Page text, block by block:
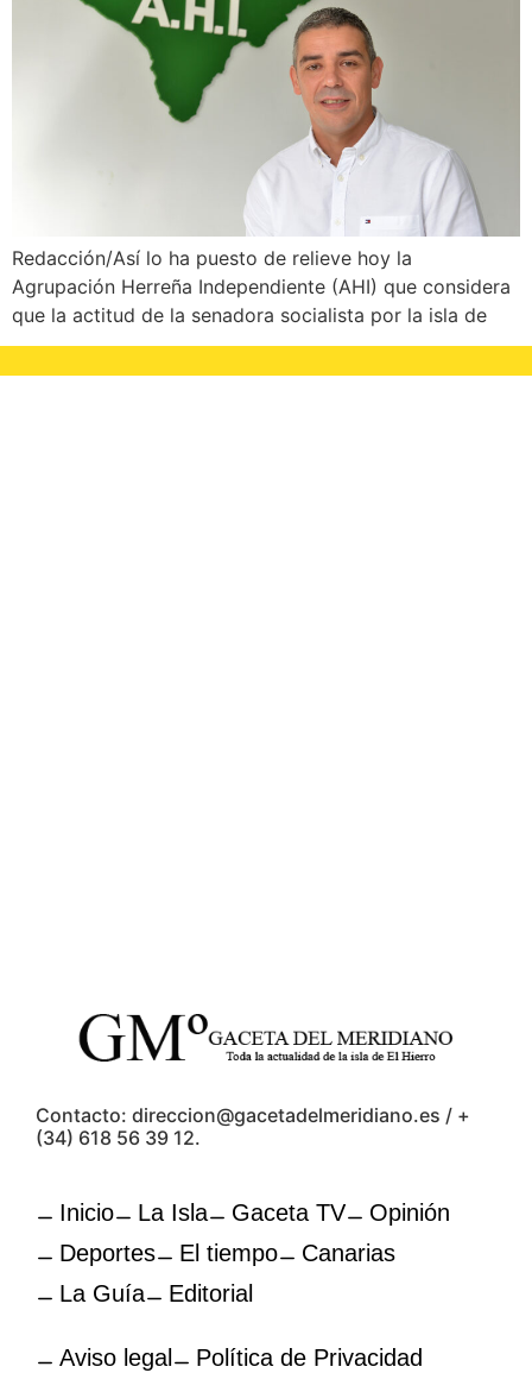
Redacción/Así lo ha puesto de relieve hoy la
Agrupación Herreña Independiente (AHI) que considera
que la actitud de la senadora socialista por la isla de
Contacto: direccion@gacetadelmeridiano.es / +
(34) 618 56 39 12.
Inicio La Isla Gaceta TV
Opinión
Deportes
El tiempo
Canarias
La Guía
Editorial
Aviso legal
Política de Privacidad